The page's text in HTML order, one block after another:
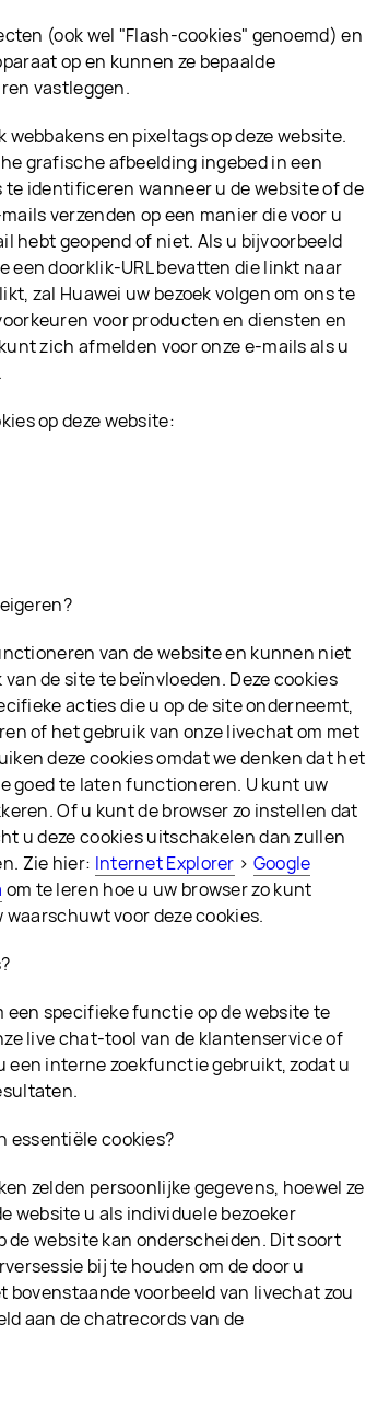
(ook wel "Flash-cookies" genoemd) en
op en kunnen ze bepaalde
vastleggen.
en pixeltags op deze website.
grafische afbeelding ingebed in een
identificeren wanneer u de website of de
verzenden op een manier die voor u
hebt geopend of niet. Als u bijvoorbeeld
een doorklik-URL bevatten die linkt naar
zal Huawei uw bezoek volgen om ons te
voor producten en diensten en
zich afmelden voor onze e-mails als u
op deze website:
van de website en kunnen niet
de site te beïnvloeden. Deze cookies
acties die u op de site onderneemt,
of het gebruik van onze livechat om met
deze cookies omdat we denken dat het
goed te laten functioneren. U kunt uw
Of u kunt de browser zo instellen dat
u deze cookies uitschakelen dan zullen
Zie hier: Internet Explorer > Google
om te leren hoe u uw browser zo kunt
voor deze cookies.
een specifieke functie op de website te
live chat-tool van de klantenservice of
een interne zoekfunctie gebruikt, zodat u
essentiële cookies?
zelden persoonlijke gegevens, hoewel ze
website u als individuele bezoeker
website kan onderscheiden. Dit soort
bij te houden om de door u
voorbeeld van livechat zou
aan de chatrecords van de